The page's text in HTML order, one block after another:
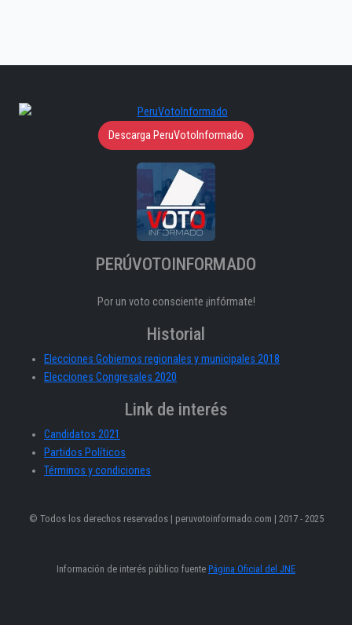
Descarga PeruVotoInformado
PERÚVOTOINFORMADO
Por un voto consciente ¡infórmate!
Historial
Elecciones Gobiernos regionales y municipales 2018
Elecciones Congresales 2020
Link de interés
Candidatos 2021
Partidos Políticos
Términos y condiciones
© Todos los derechos reservados | peruvotoinformado.com | 2017 - 2025
Información de interés público fuente Página Oficial del JNE